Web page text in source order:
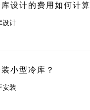
设计的费用如何计算
设计
小型冷库？
安装